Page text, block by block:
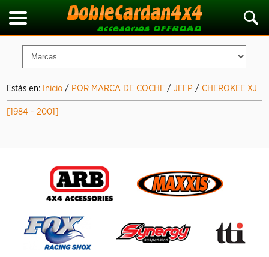
Estás en: Inicio / POR MARCA DE COCHE /JEEP /CHEROKEE XJ
[1984 - 2001]